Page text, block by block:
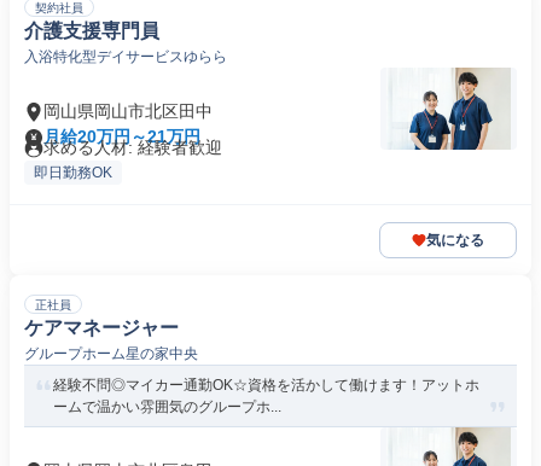
契約社員
介護支援専門員
入浴特化型デイサービスゆらら
岡山県岡山市北区田中
月給20万円～21万円
求める人材: 経験者歓迎
即日勤務OK
気になる
正社員
ケアマネージャー
グループホーム星の家中央
経験不問◎マイカー通勤OK☆資格を活かして働けます！アットホ
ームで温かい雰囲気のグループホ...